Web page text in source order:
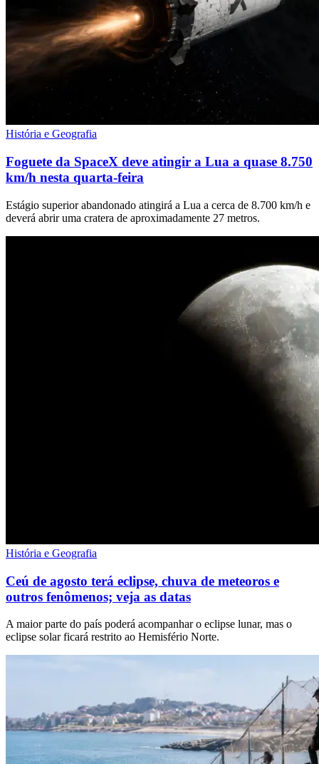
História e Geografia
Foguete da SpaceX deve atingir a Lua a quase 8.750
km/h nesta quarta-feira
Estágio superior abandonado atingirá a Lua a cerca de 8.700 km/h e
deverá abrir uma cratera de aproximadamente 27 metros.
História e Geografia
Ceú de agosto terá eclipse, chuva de meteoros e
outros fenômenos; veja as datas
A maior parte do país poderá acompanhar o eclipse lunar, mas o
eclipse solar ficará restrito ao Hemisfério Norte.